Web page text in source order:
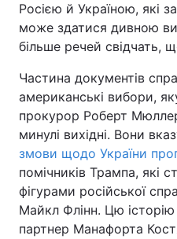
Україна
Економіка
Спорт
Техно і зв'язок
Зброя
Здоров'я
Цікавинки
Росією й Україною, які
може здатися дивною
більше речей свідчать,
Частина документів
американські вибори,
прокурор Роберт
минулі вихідні. Вони
змови щодо України
помічників Трампа, які
фігурами російської
Майкл Флінн. Цю
партнер Манафорта